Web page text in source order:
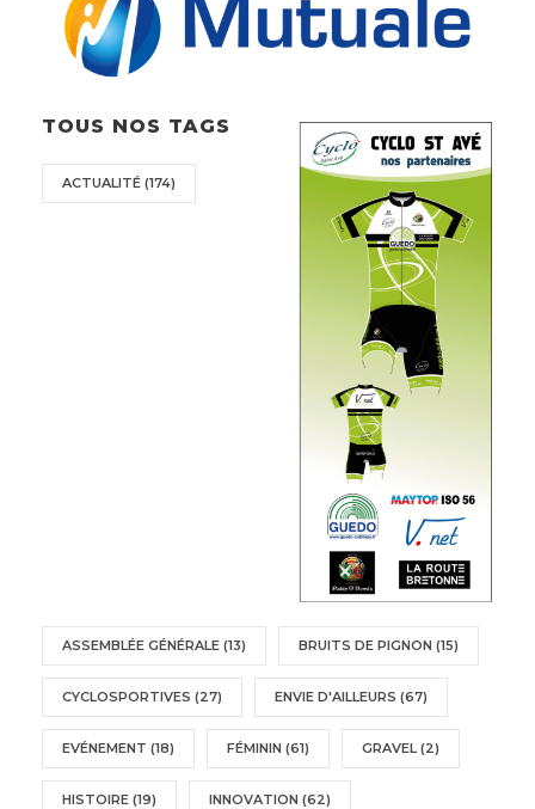
TOUS NOS TAGS
ACTUALITÉ (174)
ASSEMBLÉE GÉNÉRALE (13) BRUITS DE PIGNON (15)
CYCLOSPORTIVES (27) ENVIE D'AILLEURS (67)
EVÉNEMENT (18) FÉMININ (61) GRAVEL (2)
HISTOIRE (19) INNOVATION (62)